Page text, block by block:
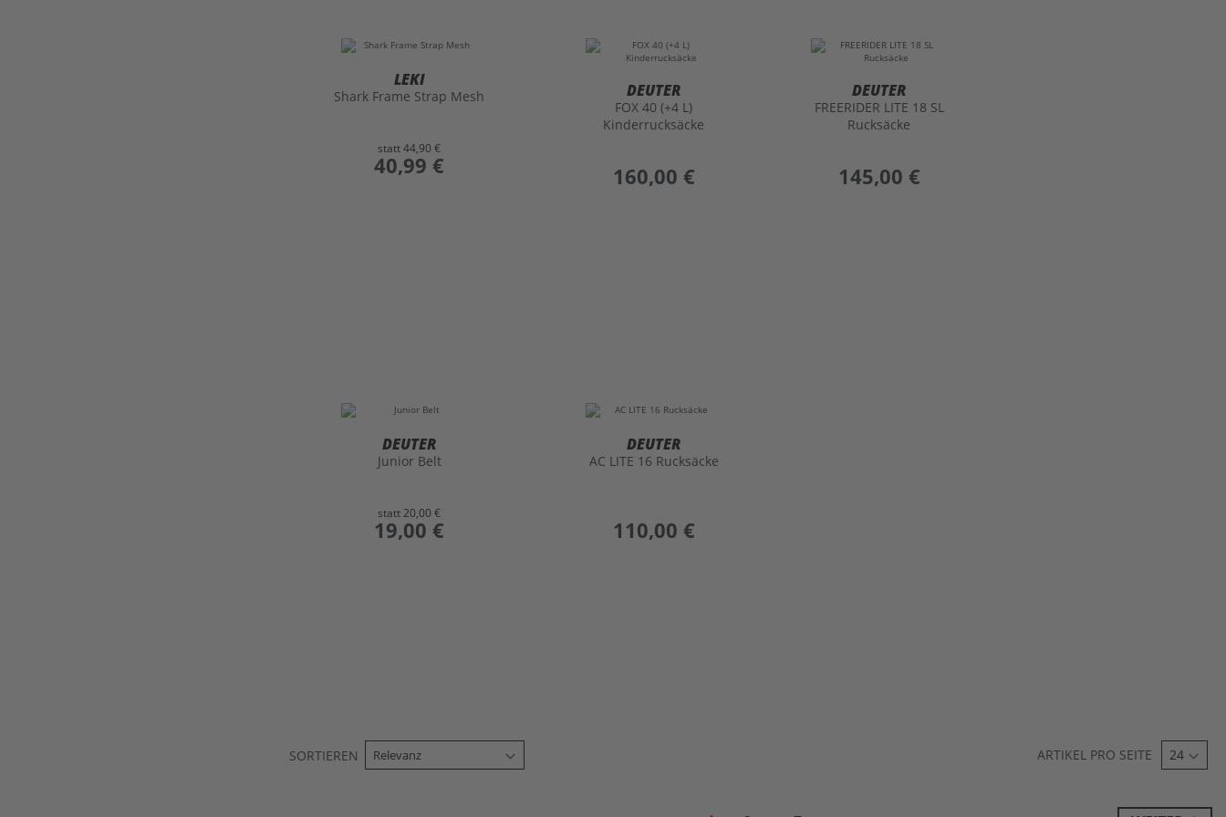
LEKI
Shark Frame Strap Mesh
statt 44,90 €
preis
40,99 €
DEUTER
FOX 40 (+4 L)
Kinderrucksäcke
preis
160,00 €
DEUTER
FREERIDER LITE 18 SL
Rucksäcke
preis
145,00 €
DEUTER
Junior Belt
statt 20,00 €
preis
19,00 €
DEUTER
AC LITE 16 Rucksäcke
preis
110,00 €
SORTIEREN ARTIKEL PRO SEITE